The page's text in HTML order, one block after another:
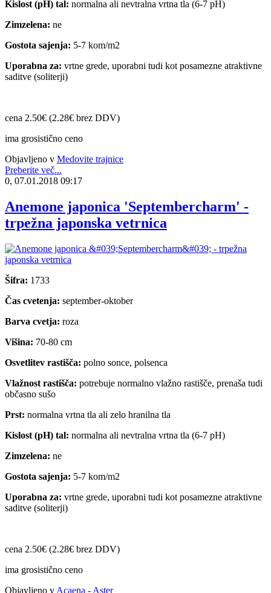
Kislost (pH) tal: normalna ali nevtralna vrtna tla (6-7 pH)
Zimzelena: ne
Gostota sajenja: 5-7 kom/m2
Uporabna za: vrtne grede, uporabni tudi kot posamezne atraktivne
saditve (soliterji)
cena 2.50€ (2.28€ brez DDV)
ima grosistično ceno
Objavljeno v Medovite trajnice
Preberite več...
0, 07.01.2018 09:17
Anemone japonica 'Septembercharm' -
trpežna japonska vetrnica
Šifra: 1733
Čas cvetenja: september-oktober
Barva cvetja: roza
Višina: 70-80 cm
Osvetlitev rastišča: polno sonce, polsenca
Vlažnost rastišča: potrebuje normalno vlažno rastišče, prenaša tudi
občasno sušo
Prst: normalna vrtna tla ali zelo hranilna tla
Kislost (pH) tal: normalna ali nevtralna vrtna tla (6-7 pH)
Zimzelena: ne
Gostota sajenja: 5-7 kom/m2
Uporabna za: vrtne grede, uporabni tudi kot posamezne atraktivne
saditve (soliterji)
cena 2.50€ (2.28€ brez DDV)
ima grosistično ceno
Objavljeno v Acaena - Aster